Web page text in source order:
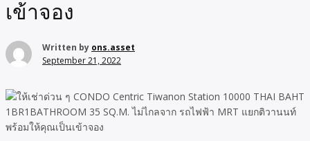
เข้าจอง
Written by ons.asset
September 21, 2022